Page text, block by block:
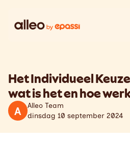
Het Individueel
wat is het en hoe
A
Alleo Team
dinsdag 10 september 2024